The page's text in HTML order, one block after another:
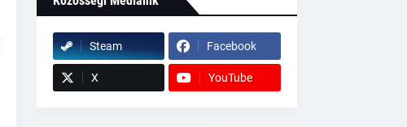
Steam Facebook
X YouTube